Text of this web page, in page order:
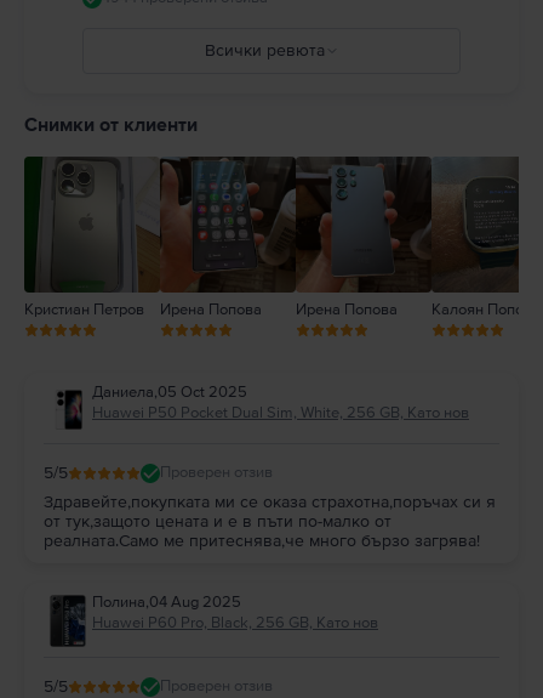
Всички ревюта
Снимки от клиенти
Кристиан Петров Ирена Попова Ирена Попова Калоян Попов
Даниела,05 Oct 2025
Huawei P50 Pocket Dual Sim, White, 256 GB, Като нов
5/5 Проверен отзив
Здравейте,покупката ми се оказа страхотна,поръчах си я
от тук,защото цената и е в пъти по-малко от
реалната.Само ме притеснява,че много бързо загрява!
Полина,04 Aug 2025
Huawei P60 Pro, Black, 256 GB, Като нов
5/5 Проверен отзив